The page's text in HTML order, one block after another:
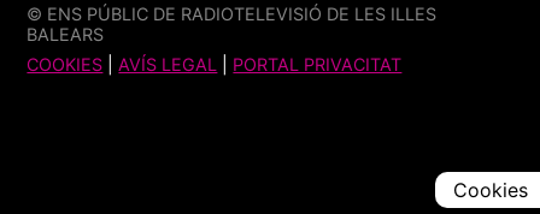
© ENS PÚBLIC DE RADIOTELEVISIÓ DE LES ILLES
BALEARS
COOKIES |AVÍS LEGAL PORTAL PRIVACITAT
Cookies